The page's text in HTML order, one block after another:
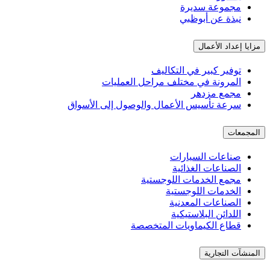
مجموعة سديرة
نبذة عن أبوظبي
مزايا إعداد الأعمال
توفير كبير في التكاليف
المرونة في مختلف مراحل العمليات
مجمع مزدهر
سرعة تأسيس الأعمال والوصول إلى الأسواق
المجمعات
صناعات السيارات
الصناعات الغذائية
مجمع الخدمات اللوجستية
الخدمات اللوجستية
الصناعات المعدنية
اللدائن البلاستيكية
قطاع الكيماويات المتخصصة
المنشآت التجارية